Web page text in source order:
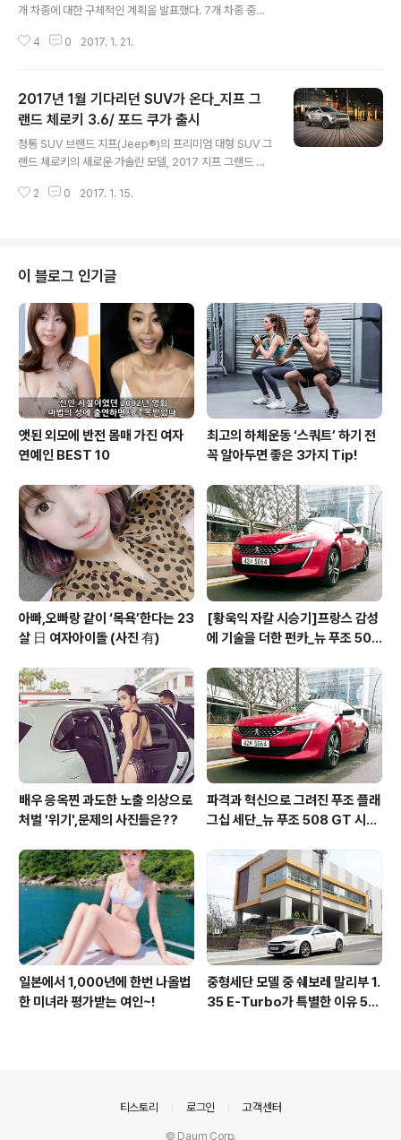
개 차종에 대한 구체적인 계획을 발표했다. 7개 차종 중에
탱, 유럽 시장에 선보일 플러그인 하이브리드 트랜짓 커스
율주행차, 전기차와 함께 머스탱, 링컨 컨티넨탈을 생산 하
고 있는 플랫 락 (Flat Rock) 공장에 약 8천 4백억원 (7억
달러) 규모의 투자 계획을 발표했다. 포드는 2020년까지
약 5조 4천억 (45억 달러)를 투자할 계획이며, 이를 통해
전세계에 선보여진 포드 라인업으로 통해 고객들에게 연
비, 기능, 파워에서 한층 높은 차원의 경험을 선사한다..
4 0 2017. 1. 21.
2017년 1월 기다리던 SUV가 온다_지프 그
랜드 체로키 3.6/ 포드 쿠가 출시
정통 SUV 브랜드 지프(Jeep®)의 프리미엄 대형 SUV 그
랜드 체로키의 새로운 가솔린 모델, 2017 지프 그랜드 체
로키 리미티드 3.6의 전면 디자인은 새로운 사다리꼴 모양
은 다크 헤드 램프와 LED 전방 안개등, 바디 컬러와 통일감
을 준 헤드 램프 워셔캡이 장착되었고, 20인치 새틴 실버
알로이 휠과 측면의 블랙 하드 배지 등이 새롭게 적용됐다.
더불어, 주행 시에도 후방 카메라를 통해 후방을 실시간으
로 모니터 할 수 있는 ‘트레일러 모니터’, 차량의 시동을 켜
거나 키가 꽂..
2 0 2017. 1. 15.
이 블로그 인기글
앳된 외모에 반전 몸매 가진 여자
연예인 BEST 10
최고의 하체운동 ‘스쿼트’ 하기 전
꼭 알아두면 좋은 3가지 Tip!
아빠,오빠랑 같이 ‘목욕’한다는 23
살 日 여자아이돌 (사진 有)
[황욱익 자칼 시승기]프랑스 감성
에 기술을 더한 펀카_뉴 푸조 508
배우 응옥찐 과도한 노출 의상으로
처벌 '위기',문제의 사진들은??
파격과 혁신으로 그려진 푸조 플래
그십 세단_뉴 푸조 508 GT 시승
일본에서 1,000년에 한번 나올법
한 미녀라 평가받는 여인~!
중형세단 모델 중 쉐보레 말리부 1.
35 E-Turbo가 특별한 이유 5가
티스토리 로그인 고객센터
© Daum Corp.